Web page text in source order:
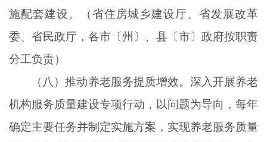
施配套建设。（省住房城乡建设厅、省发展改革
委、省民政厅，各市〔州〕、县〔市〕政府按职责
分工负责）
（八）推动养老服务提质增效。深入开展养老
机构服务质量建设专项行动，以问题为导向，每年
确定主要任务并制定实施方案，实现养老服务质量